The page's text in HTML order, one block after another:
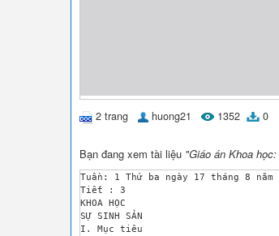
2 trang huong21 1352 0
Bạn đang xem tài liệu "Giáo án Khoa
Tuần: 1	Thứ ba ngày 17 tháng 8 năm 2010
Tiết : 3
KHOA HỌC
SỰ SINH SẢN
I. Mục tiêu